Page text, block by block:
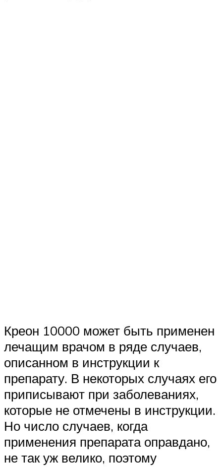
Креон 10000 может быть применен
лечащим врачом в ряде случаев,
описанном в инструкции к
препарату. В некоторых случаях его
приписывают при заболеваниях,
которые не отмечены в инструкции.
Но число случаев, когда
применения препарата оправдано,
не так уж велико, поэтому